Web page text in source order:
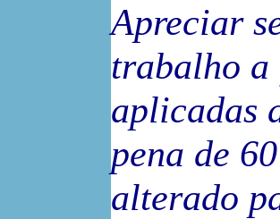
Apreciar
trabalho a
aplicadas
pena de
alterado